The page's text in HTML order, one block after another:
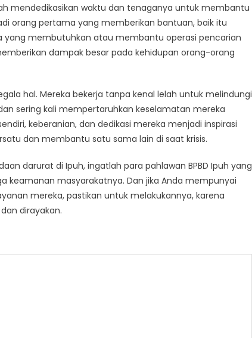
mendedikasikan waktu dan tenaganya untuk membantu
orang pertama yang memberikan bantuan, baik itu
membutuhkan atau membantu operasi pencarian
dampak besar pada kehidupan orang-orang
hal. Mereka bekerja tanpa kenal lelah untuk melindungi
sering kali mempertaruhkan keselamatan mereka
keberanian, dan dedikasi mereka menjadi inspirasi
dan membantu satu sama lain di saat krisis.
darurat di Ipuh, ingatlah para pahlawan BPBD Ipuh yang
keamanan masyarakatnya. Dan jika Anda mempunyai
mereka, pastikan untuk melakukannya, karena
dirayakan.